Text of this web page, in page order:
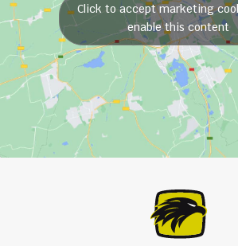
Click to accept marketing
enable this content